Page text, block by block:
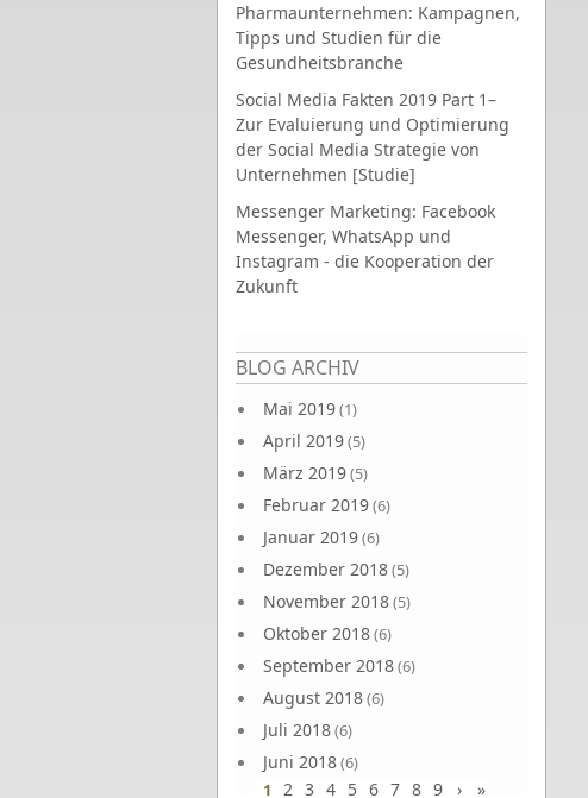
Pharmaunternehmen: Kampagnen,
Tipps und Studien für die
Gesundheitsbranche
Social Media Fakten 2019 Part 1–
Zur Evaluierung und Optimierung
der Social Media Strategie von
Unternehmen [Studie]
Messenger Marketing: Facebook
Messenger, WhatsApp und
Instagram - die Kooperation der
Zukunft
BLOG ARCHIV
Mai 2019(1)
April 2019(5)
März 2019(5)
Februar 2019(6)
Januar 2019(6)
Dezember 2018(5)
November 2018(5)
Oktober 2018(6)
September 2018(6)
August 2018(6)
Juli 2018(6)
Juni 2018(6)
Seiten
1 2 3 4 5 6 7 8 9 › »